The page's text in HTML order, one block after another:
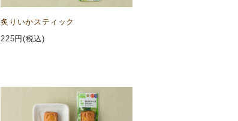
炙りいかスティック
225円(税込)